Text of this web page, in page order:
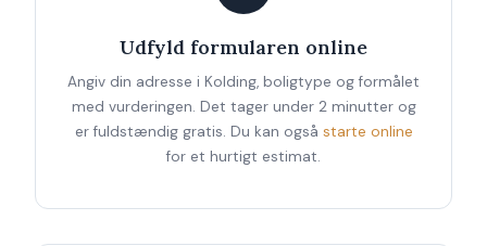
Udfyld formularen online
Angiv din adresse i Kolding, boligtype og formålet
med vurderingen. Det tager under 2 minutter og
er fuldstændig gratis. Du kan også starte online
for et hurtigt estimat.